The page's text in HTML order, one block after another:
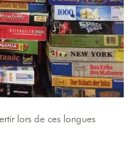
lors de ces longues